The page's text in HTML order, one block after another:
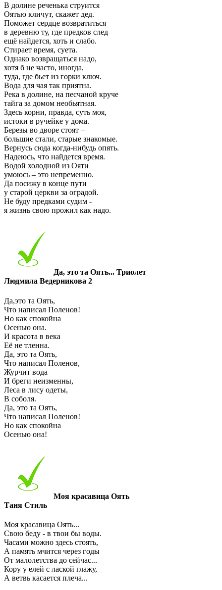
В долине реченька струится
Оятью кличут, скажет дед.
Поможет сердце возвратиться
в деревню ту, где предков след
ещё найдется, хоть и слабо.
Стирает время, суета.
Однако возвращаться надо,
хотя б не часто, иногда,
туда, где бьет из горки ключ.
Вода для чая так приятна.
Река в долине, на песчаной круче
тайга за домом необьятная.
Здесь корни, правда, суть моя,
истоки в ручейке у дома.
Березы во дворе стоят –
большие стали, старые знакомые.
Вернусь сюда когда-нибудь опять.
Надеюсь, что найдется время.
Водой холодной из Ояти
умоюсь – это непременно.
Да посижу в конце пути
у старой церкви за оградой.
Не буду предками судим -
я жизнь свою прожил как надо.
Да, это та Оять... Триолет
Людмила Ведерникова 2
Да,это та Оять,
Что написал Поленов!
Но как спокойна
Осенью она.
И красота в века
Её не тленна.
Да, это та Оять,
Что написал Поленов,
Журчит вода
И бреги неизменны,
Леса в лису одеты,
В соболя.
Да, это та Оять,
Что написал Поленов!
Но как спокойна
Осенью она!
Моя красавица Оять
Таня Стиль
Моя красавица Оять...
Свою беду - в твои бы воды.
Часами можно здесь стоять,
А память мчится через годы
От малолетства до сейчас...
Кору у елей с лаской глажу,
А ветвь касается плеча...